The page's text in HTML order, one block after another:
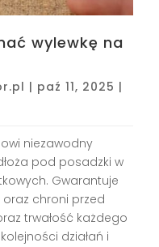
wylewkę na
| paź 11, 2025 |
niezawodny
pod posadzki w
Gwarantuje
oraz chroni przed
trwałość każdego
działań i